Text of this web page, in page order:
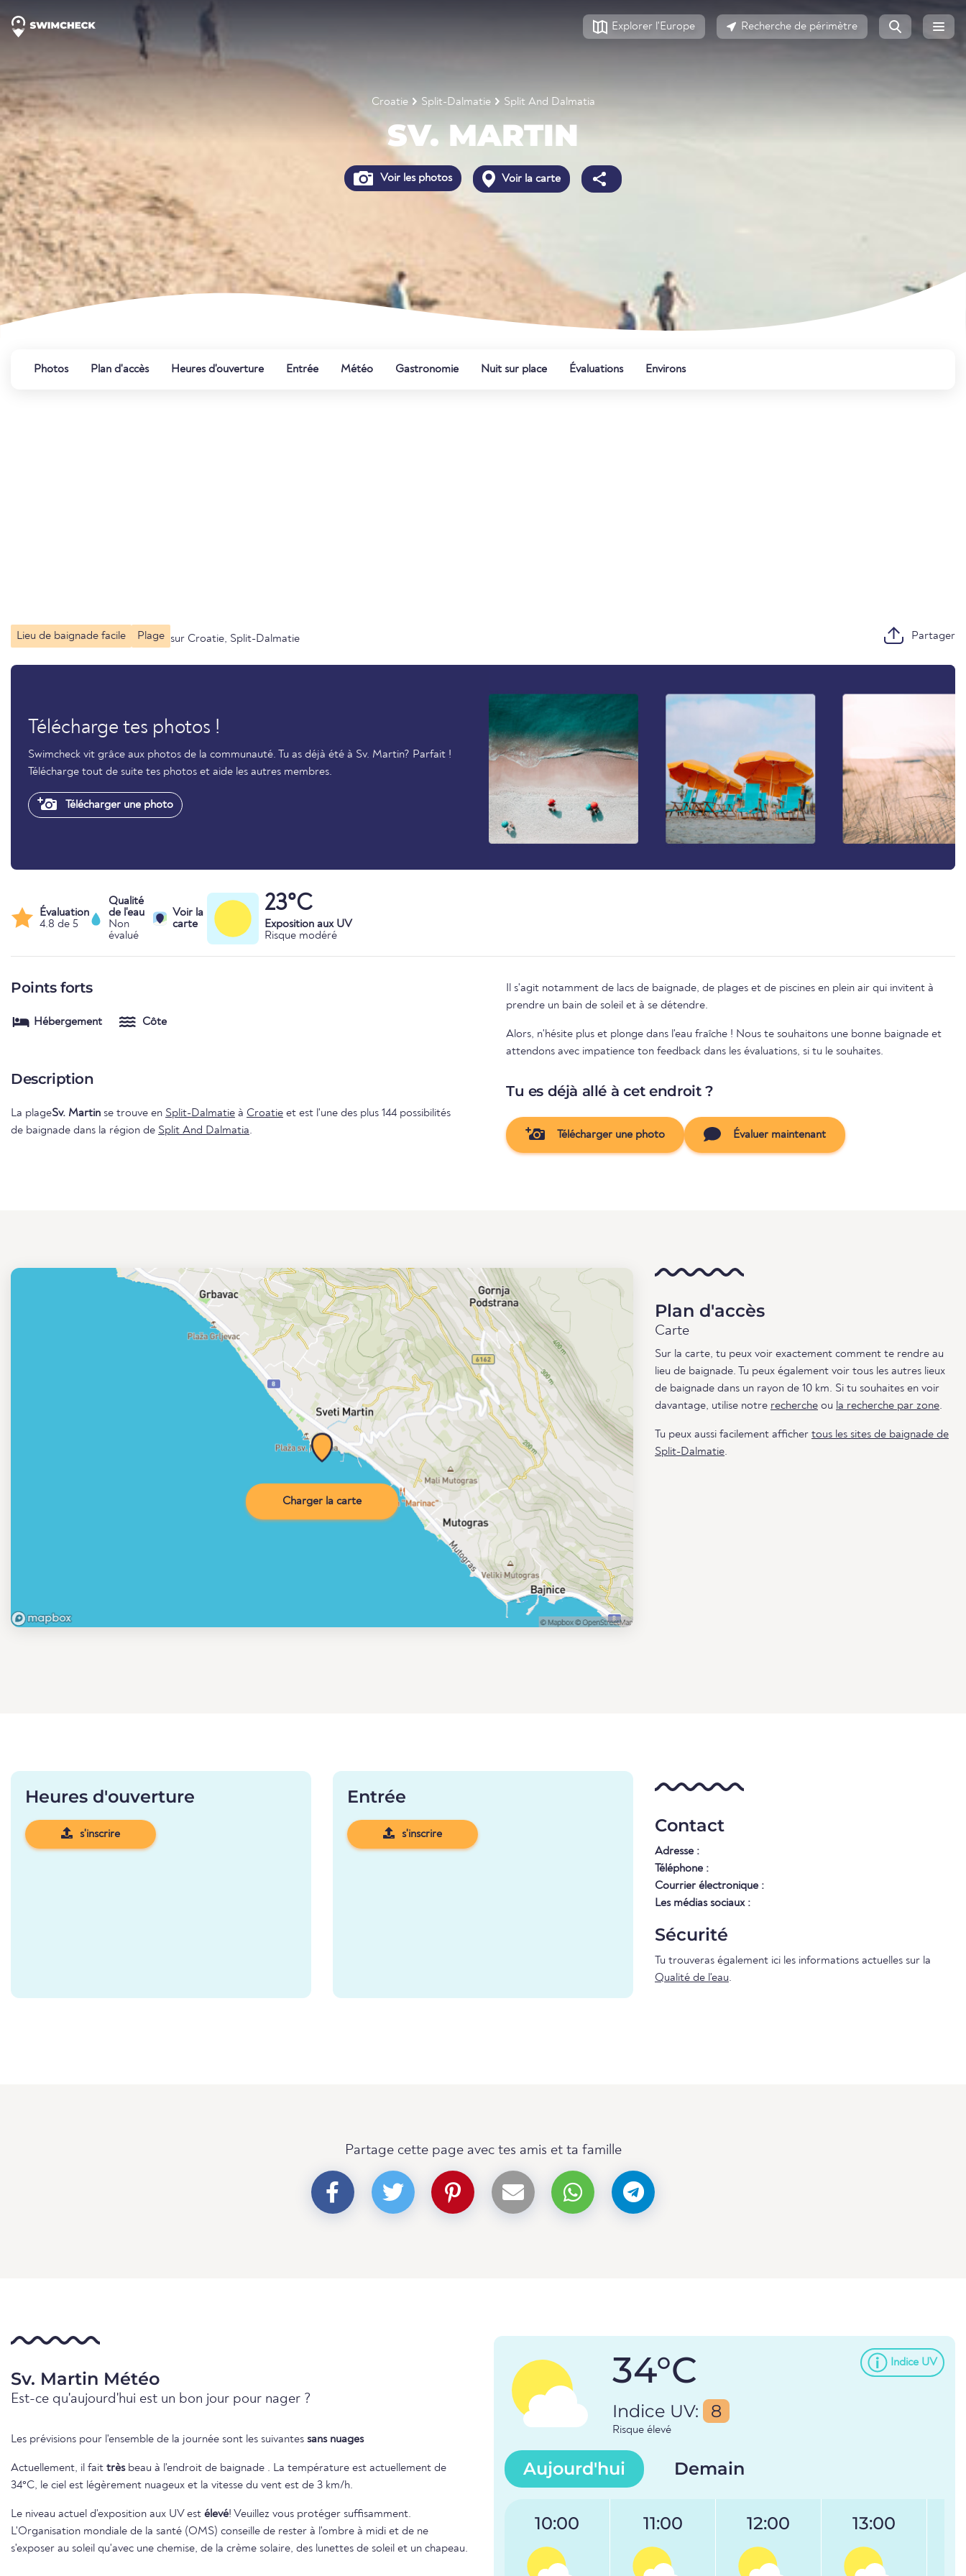
Explorer l'Europe Recherche de périmètre
Croatie Split-Dalmatie Split And Dalmatia
SV. MARTIN
Voir les photos Voir la carte
Photos Plan d'accès Heures d'ouverture Entrée Météo Gastronomie Nuit sur place Évaluations Environs
Lieu de baignade facile Plage sur Croatie, Split-Dalmatie Partager
Télécharge tes photos !
Swimcheck vit grâce aux photos de la communauté. Tu as déjà été à Sv. Martin? Parfait !
Télécharge tout de suite tes photos et aide les autres membres.
Télécharger une photo
Évaluation
4.8 de 5
Qualité
de l'eau
Non
évalué
Voir la
carte
23°C
Exposition aux UV
Risque modéré
Points forts
Hébergement Côte
Description
La plageSv. Martin se trouve en Split-Dalmatie à Croatie et est l'une des plus 144 possibilités
de baignade dans la région de Split And Dalmatia.
Il s'agit notamment de lacs de baignade, de plages et de piscines en plein air qui invitent à
prendre un bain de soleil et à se détendre.
Alors, n'hésite plus et plonge dans l'eau fraîche ! Nous te souhaitons une bonne baignade et
attendons avec impatience ton feedback dans les évaluations, si tu le souhaites.
Tu es déjà allé à cet endroit ?
Télécharger une photo Évaluer maintenant
Charger la carte
Plan d'accès
Carte
Sur la carte, tu peux voir exactement comment te rendre au
lieu de baignade. Tu peux également voir tous les autres lieux
de baignade dans un rayon de 10 km. Si tu souhaites en voir
davantage, utilise notre recherche ou la recherche par zone.
Tu peux aussi facilement afficher tous les sites de baignade de
Split-Dalmatie.
Heures d'ouverture
s'inscrire
Entrée
s'inscrire Contact
Adresse :
Téléphone :
Courrier électronique :
Les médias sociaux :
Sécurité
Tu trouveras également ici les informations actuelles sur la
Qualité de l'eau.
Partage cette page avec tes amis et ta famille
Sv. Martin Météo
Est-ce qu'aujourd'hui est un bon jour pour nager ?
Les prévisions pour l'ensemble de la journée sont les suivantes sans nuages
Actuellement, il fait trèsbeau à l'endroit de baignade . La température est actuellement de
34°C, le ciel est légèrement nuageux et la vitesse du vent est de 3 km/h.
Le niveau actuel d'exposition aux UV est élevé! Veuillez vous protéger suffisamment.
L'Organisation mondiale de la santé (OMS) conseille de rester à l'ombre à midi et de ne
s'exposer au soleil qu'avec une chemise, de la crème solaire, des lunettes de soleil et un chapeau.
Indice UV
34°C
Indice UV: 8
Risque élevé
Aujourd'hui Demain
10:00 11:00 12:00 13:00